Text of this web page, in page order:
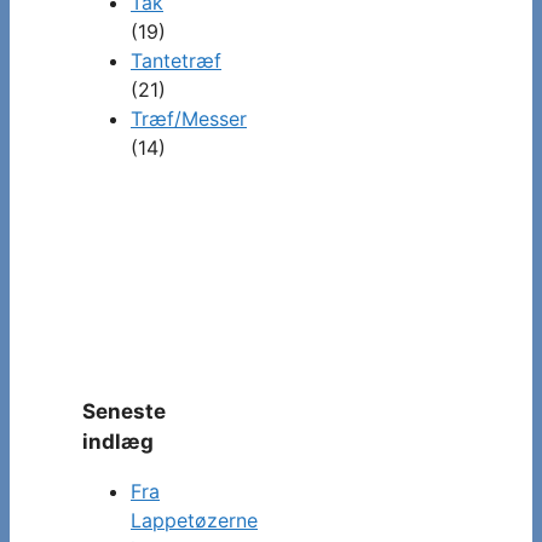
(19)
Tantetræf
(21)
Træf/Messer
(14)
Seneste
indlæg
Fra
Lappetøzerne